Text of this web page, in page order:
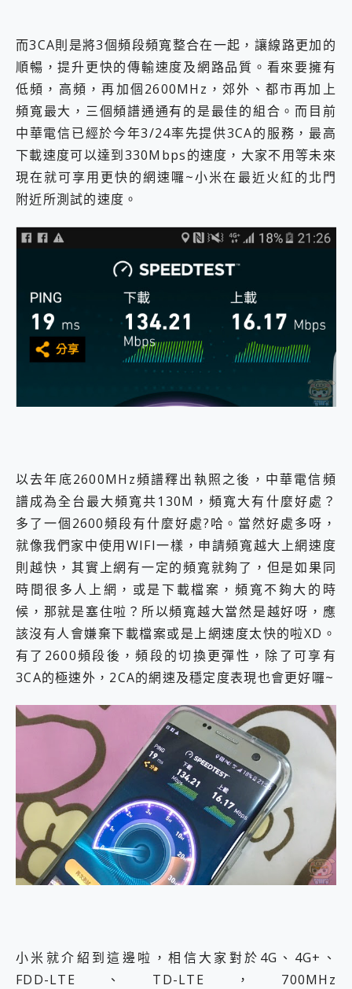
而3CA則是將3個頻段頻寬整合在一起，讓線路更加的
順暢，提升更快的傳輸速度及網路品質。看來要擁有
低頻，高頻，再加個2600MHz，郊外、都市再加上
頻寬最大，三個頻譜通通有的是最佳的組合。而目前
中華電信已經於今年3/24率先提供3CA的服務，最高
下載速度可以達到330Mbps的速度，大家不用等未來
現在就可享用更快的網速囉~小米在最近火紅的北門
附近所測試的速度。
以去年底2600MHz頻譜釋出執照之後，中華電信頻
譜成為全台最大頻寬共130M，頻寬大有什麼好處？
多了一個2600頻段有什麼好處?哈。當然好處多呀，
就像我們家中使用WIFI一樣，申請頻寬越大上網速度
則越快，其實上網有一定的頻寬就夠了，但是如果同
時間很多人上網，或是下載檔案，頻寬不夠大的時
候，那就是塞住啦？所以頻寬越大當然是越好呀，應
該沒有人會嫌棄下載檔案或是上網速度太快的啦XD。
有了2600頻段後，頻段的切換更彈性，除了可享有
3CA的極速外，2CA的網速及穩定度表現也會更好囉~
小米就介紹到這邊啦，相信大家對於4G、4G+、
FDD-LTE、TD-LTE，700MHz